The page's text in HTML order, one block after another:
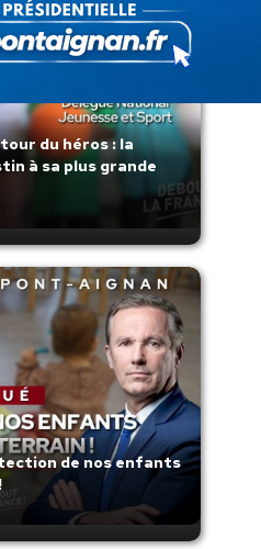
du héros : la
à sa plus grande
de nos enfants